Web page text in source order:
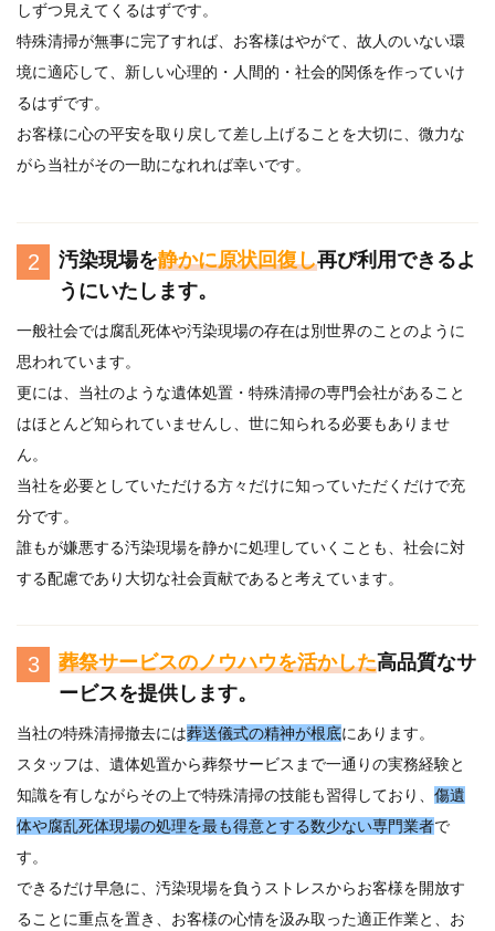
しずつ見えてくるはずです。
特殊清掃が無事に完了すれば、お客様はやがて、故人のいない環
境に適応して、新しい心理的・人間的・社会的関係を作っていけ
るはずです。
お客様に心の平安を取り戻して差し上げることを大切に、微力な
がら当社がその一助になれれば幸いです。
2 汚染現場を静かに原状回復し再び利用できるよ
うにいたします。
一般社会では腐乱死体や汚染現場の存在は別世界のことのように
思われています。
更には、当社のような遺体処置・特殊清掃の専門会社があること
はほとんど知られていませんし、世に知られる必要もありませ
ん。
当社を必要としていただける方々だけに知っていただくだけで充
分です。
誰もが嫌悪する汚染現場を静かに処理していくことも、社会に対
する配慮であり大切な社会貢献であると考えています。
3 葬祭サービスのノウハウを活かした高品質なサ
ービスを提供します。
当社の特殊清掃撤去には葬送儀式の精神が根底にあります。
スタッフは、遺体処置から葬祭サービスまで一通りの実務経験と
知識を有しながらその上で特殊清掃の技能も習得しており、 傷遺
体や腐乱死体現場の処理を最も得意とする数少ない専門業者で
す。
できるだけ早急に、汚染現場を負うストレスからお客様を開放す
ることに重点を置き、お客様の心情を汲み取った適正作業と、お